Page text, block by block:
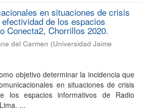
en situaciones de crisis
de los espacios
Conecta2, Chorrillos 2020.
del Carmen (Universidad Jaime
objetivo determinar la incidencia que
en situaciones de crisis
los espacios informativos de Radio
...